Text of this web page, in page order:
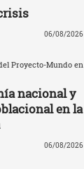
06/08/2026
Proyecto-Mundo en
nacional y
en la
06/08/2026